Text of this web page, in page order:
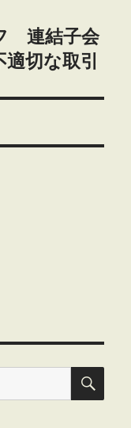
連結子会
切な取引
検